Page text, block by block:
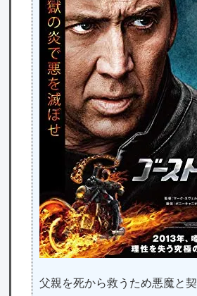
父親を死から救うため悪魔と